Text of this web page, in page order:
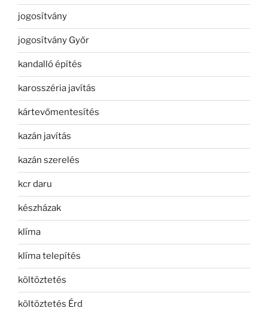
jogosítvány
jogosítvány Győr
kandalló építés
karosszéria javítás
kártevőmentesítés
kazán javítás
kazán szerelés
kcr daru
készházak
klíma
klíma telepítés
költöztetés
költöztetés Érd